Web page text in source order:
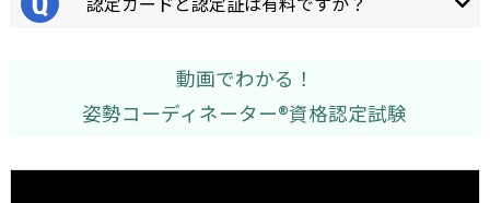
動画でわかる！
姿勢コーディネーター®資格認定試験